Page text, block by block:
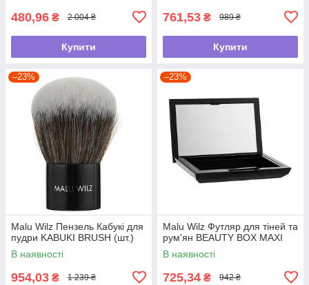
480,96 ₴ 2 004 ₴
Купити
761,53 ₴ 989 ₴
Купити
–23%
Malu Wilz Пензель Кабукі для
пудри KABUKI BRUSH (шт.)
В наявності
954,03 ₴ 1 239 ₴
–23%
Malu Wilz Футляр для тіней та
рум'ян BEAUTY BOX MAXI
В наявності
725,34 ₴ 942 ₴